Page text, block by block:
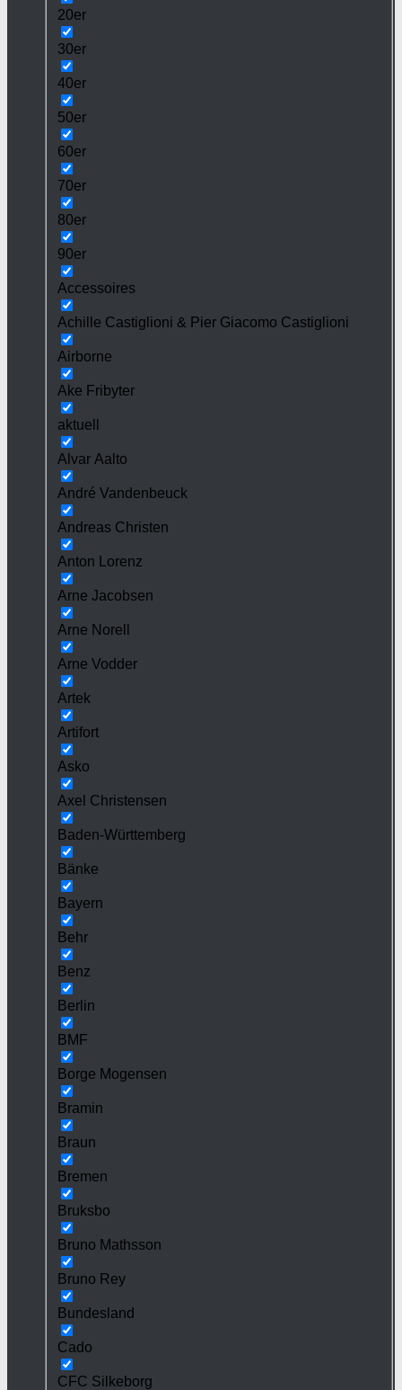
20er
30er
40er
50er
60er
70er
80er
90er
Accessoires
Achille Castiglioni & Pier Giacomo Castiglioni
Airborne
Ake Fribyter
aktuell
Alvar Aalto
André Vandenbeuck
Andreas Christen
Anton Lorenz
Arne Jacobsen
Arne Norell
Arne Vodder
Artek
Artifort
Asko
Axel Christensen
Baden-Württemberg
Bänke
Bayern
Behr
Benz
Berlin
BMF
Borge Mogensen
Bramin
Braun
Bremen
Bruksbo
Bruno Mathsson
Bruno Rey
Bundesland
Cado
CFC Silkeborg